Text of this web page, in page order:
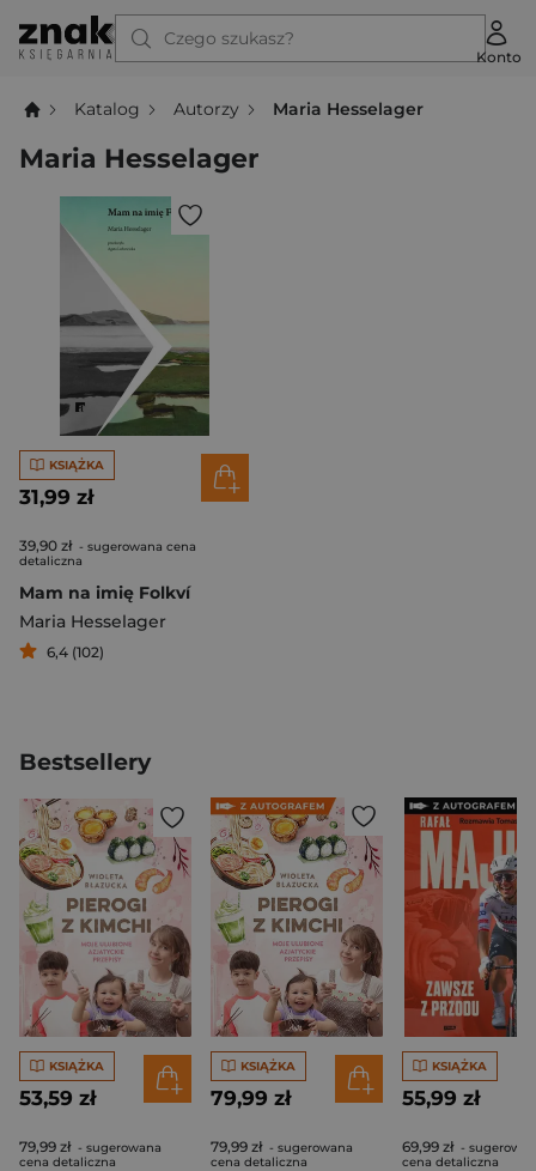
Czego szukasz?
Konto
Katalog Autorzy Maria Hesselager
Maria Hesselager
KSIĄŻKA
31,99 zł
39,90 zł - sugerowana cena
detaliczna
Mam na imię Folkví
Maria Hesselager
6,4 (102)
Bestsellery
KSIĄŻKA
53,59 zł
79,99 zł - sugerowana
cena detaliczna
KSIĄŻKA
79,99 zł
79,99 zł - sugerowana
cena detaliczna
KSIĄŻKA
55,99 zł
69,99 zł -
cena detaliczna